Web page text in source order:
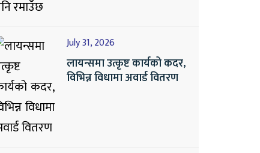
July 31, 2026
लायन्समा उत्कृष्ट कार्यको कदर,
विभिन्न विधामा अवार्ड वितरण